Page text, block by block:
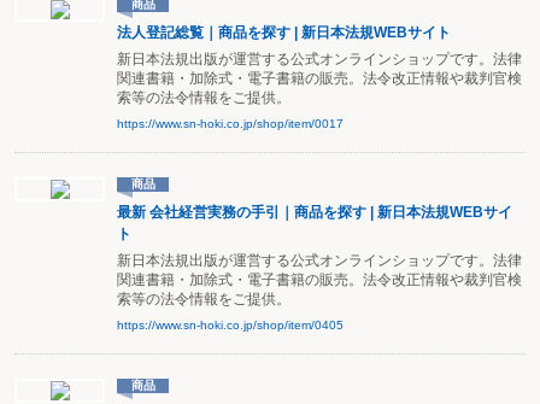
商品
法人登記総覧｜商品を探す | 新日本法規WEBサイト
新日本法規出版が運営する公式オンラインショップです。法律
関連書籍・加除式・電子書籍の販売。法令改正情報や裁判官検
索等の法令情報をご提供。
https://www.sn-hoki.co.jp/shop/item/0017
商品
最新 会社経営実務の手引｜商品を探す | 新日本法規WEBサイ
ト
新日本法規出版が運営する公式オンラインショップです。法律
関連書籍・加除式・電子書籍の販売。法令改正情報や裁判官検
索等の法令情報をご提供。
https://www.sn-hoki.co.jp/shop/item/0405
商品